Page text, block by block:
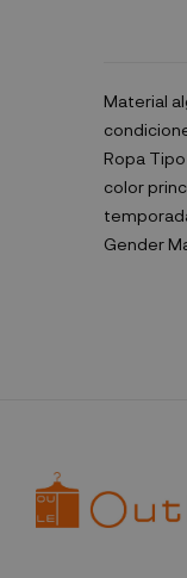
Material
Ropa Tipo
color
Gender